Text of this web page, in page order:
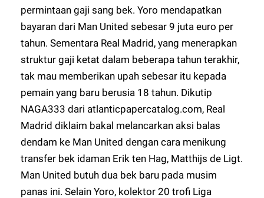
permintaan gaji sang bek. Yoro mendapatkan
bayaran dari Man United sebesar 9 juta euro per
tahun. Sementara Real Madrid, yang menerapkan
struktur gaji ketat dalam beberapa tahun terakhir,
tak mau memberikan upah sebesar itu kepada
pemain yang baru berusia 18 tahun. Dikutip
NAGA333dari atlanticpapercatalog.com, Real
Madrid diklaim bakal melancarkan aksi balas
dendam ke Man United dengan cara menikung
transfer bek idaman Erik ten Hag, Matthijs de Ligt.
Man United butuh dua bek baru pada musim
panas ini. Selain Yoro, kolektor 20 trofi Liga